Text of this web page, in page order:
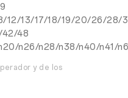
12/13/17/18/19/20/26/28/
42/48
n26/n28/n38/n40/n41/
y de los